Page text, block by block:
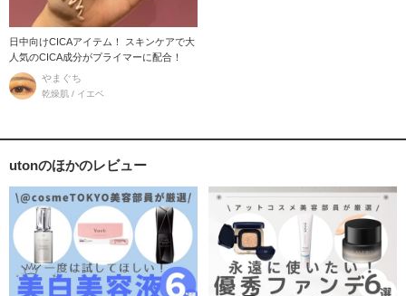
日中向けCICAアイテム！ スキンケアで大
人気のCICA成分がプライマーに配合！
やまぐち
乾燥肌 / イエベ
utonのほかのレビュー